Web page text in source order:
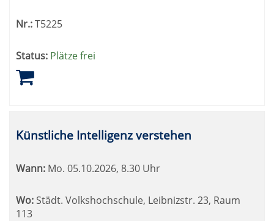
Nr.:T5225
Status: Plätze frei
Künstliche Intelligenz verstehen
Wann: Mo. 05.10.2026, 8.30 Uhr
Wo: Städt. Volkshochschule, Leibnizstr. 23, Raum
113